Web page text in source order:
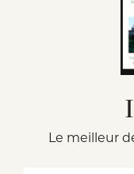
Le meilleur